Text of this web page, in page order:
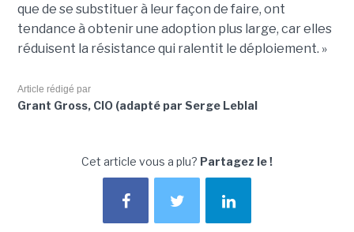
que de se substituer à leur façon de faire, ont
tendance à obtenir une adoption plus large, car elles
réduisent la résistance qui ralentit le déploiement. »
Article rédigé par
Grant Gross, CIO (adapté par Serge Leblal
Cet article vous a plu? Partagez le !